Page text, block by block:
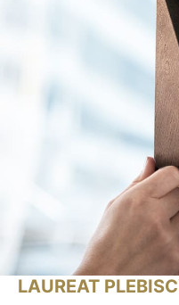
LAUREAT